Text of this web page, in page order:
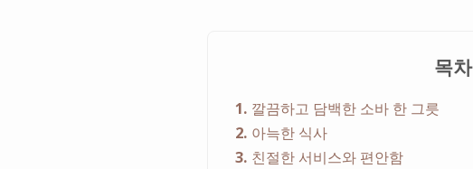
목차
1 깔끔하고 담백한 소바 한 그릇
2 아늑한 식사
3 친절한 서비스와 편안함